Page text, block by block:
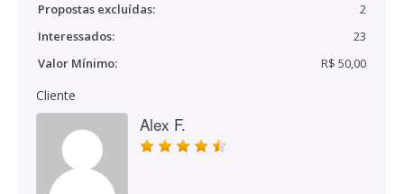
Propostas excluídas:
2
Interessados:
23
Valor Mínimo:
R$ 50,00
Cliente
Alex F.